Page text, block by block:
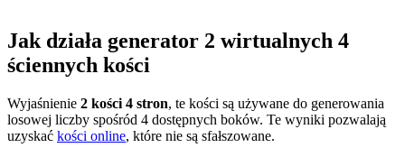
Jak działa generator 2 wirtualnych 4
ściennych kości
Wyjaśnienie 2 kości 4 stron, te kości są używane do generowania
losowej liczby spośród 4 dostępnych boków. Te wyniki pozwalają
uzyskać kości online, które nie są sfałszowane.